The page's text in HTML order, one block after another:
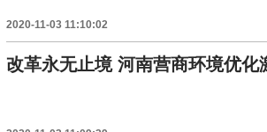
2020-11-03 11:10:02
改革永无止境 河南营商环境优化